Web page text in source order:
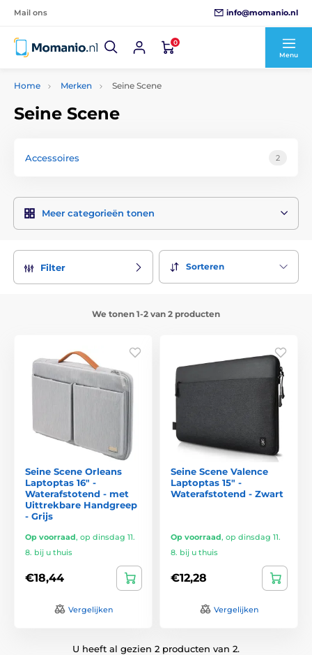
Mail ons info@momanio.nl
0
Menu
Home Merken Seine Scene
Seine Scene
Accessoires 2
Meer categorieën tonen
Filter Sorteren
We tonen 1-2 van 2 producten
Seine Scene Orleans
Laptoptas 16" -
Waterafstotend - met
Uittrekbare Handgreep
- Grijs
Op voorraad, op dinsdag 11.
8. bij u thuis
€18,44
Vergelijken
Seine Scene Valence
Laptoptas 15" -
Waterafstotend - Zwart
Op voorraad, op dinsdag 11.
8. bij u thuis
€12,28
Vergelijken
U heeft al gezien 2 producten van 2.